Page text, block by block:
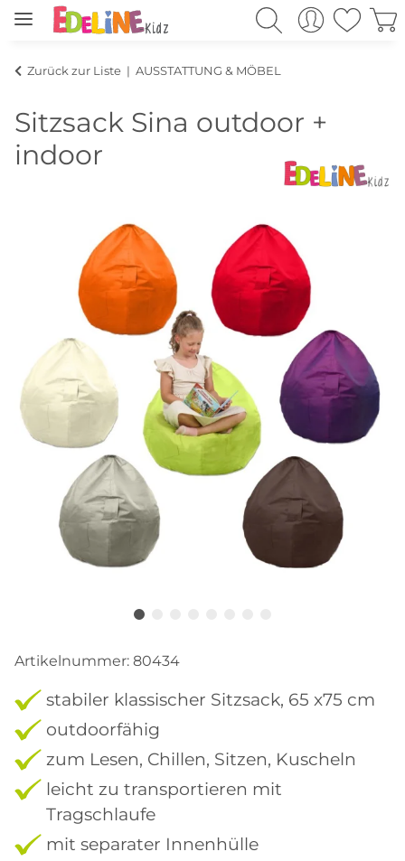
Zurück zur Liste AUSSTATTUNG & MÖBEL
Sitzsack Sina outdoor +
indoor
Artikelnummer: 80434
stabiler klassischer Sitzsack, 65 x75 cm
outdoorfähig
zum Lesen, Chillen, Sitzen, Kuscheln
leicht zu transportieren mit
Tragschlaufe
mit separater Innenhülle